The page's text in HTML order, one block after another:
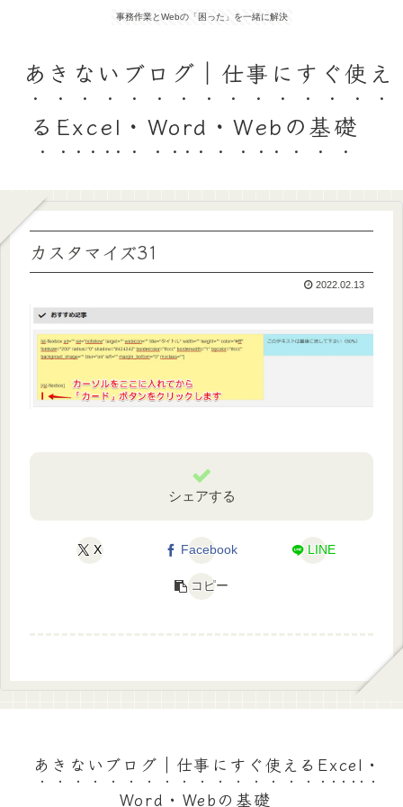
事務作業とWebの「困った」を一緒に解決
あきないブログ｜仕事にすぐ使え
るExcel・Word・Webの基礎
カスタマイズ31
2022.02.13
シェアする
X Facebook LINE
コピー
あきないブログ｜仕事にすぐ使えるExcel・
Word・Webの基礎